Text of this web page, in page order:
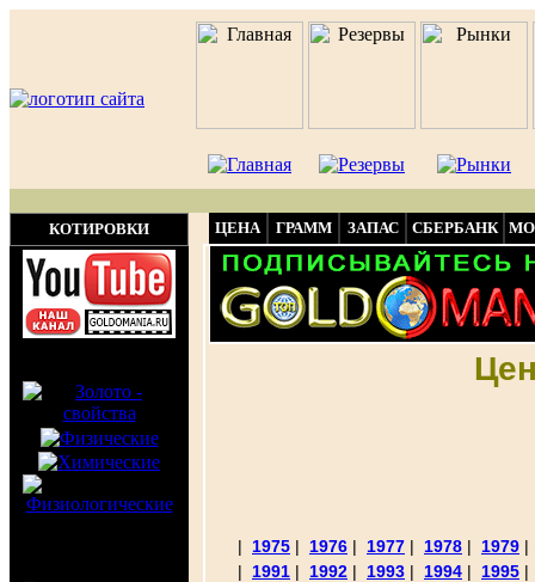
КОТИРОВКИ ЦЕНА ГРАММ ЗАПАС СБЕРБАНК
| 1975 | 1976 | 1977 | 1978 | 1979
| 1991 | 1992 | 1993 | 1994 | 1995